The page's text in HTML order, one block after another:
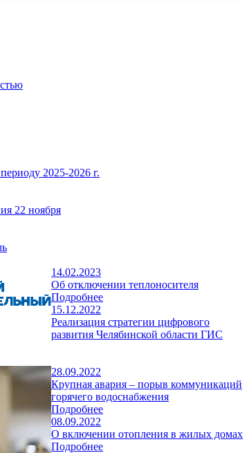
2025-2026 г.
22 ноября
14.02.2023
Об отключении теплоносителя
Подробнее
15.12.2022
Реализация стратегии цифрового
развития Челябинской области ГИС
28.09.2022
Крупная авария – порыв коммуникаций
горячего водоснабжения
Подробнее
08.09.2022
О включении отопления в жилых домах
Подробнее